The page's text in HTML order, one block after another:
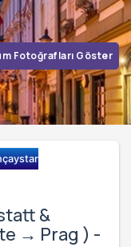
Fotoğrafları Göster
&
→ Prag ) -